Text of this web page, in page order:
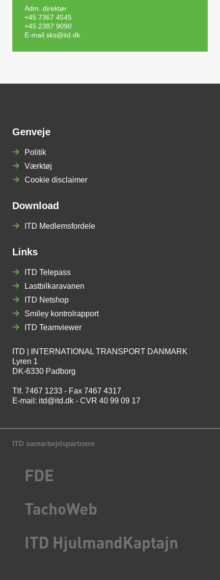
Adm. direktør
+45 7367 4545
+45 2387 9090
E-mail sks@itd.dk
Genveje
Politik
Værktøj
Cookie disclaimer
Download
ITD Medlemsfordele
Links
ITD Telepass
Lastbilkaravanen
ITD Netshop
Smiley kontrolrapport
ITD Teamviewer
ITD | INTERNATIONAL TRANSPORT DANMARK
Lyren 1
DK-6330 Padborg
Tlf. 7467 1233 - Fax 7467 4317
E-mail: itd@itd.dk - CVR 40 99 09 17
ITD samarbejdspartnere